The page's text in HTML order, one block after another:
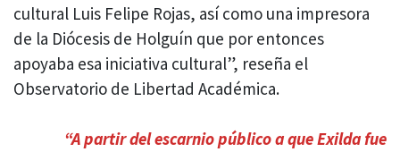
cultural Luis Felipe Rojas, así como una impresora
de la Diócesis de Holguín que por entonces
apoyaba esa iniciativa cultural”, reseña el
Observatorio de Libertad Académica.
“A partir del escarnio público a que Exilda fue